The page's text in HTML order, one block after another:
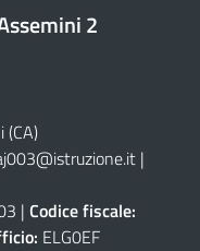
2
(CA)
|
| Codice fiscale:
ELG0EF